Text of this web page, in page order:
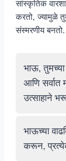
सांस्कृतिक
करतो, ज्यामुळे
संस्मरणीय बनतो.
भाऊ, तुमच्या
आणि सर्वात
उत्साहाने
भाऊच्या
करून,